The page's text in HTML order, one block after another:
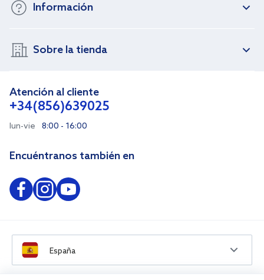
Información
Sobre la tienda
Atención al cliente
+34(856)639025
lun-vie 8:00 - 16:00
Encuéntranos también en
España